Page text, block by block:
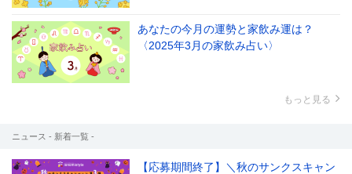
あなたの今月の運勢と家飲み運は？
〈2025年3月の家飲み占い〉
もっと見る
ニュース - 新着一覧 -
【応募期間終了】＼秋のサンクスキャン